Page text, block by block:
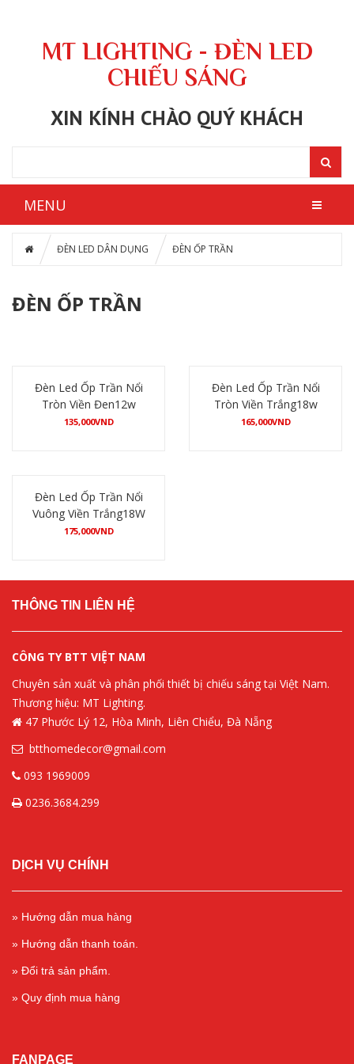
MT LIGHTING - ĐÈN LED
CHIẾU SÁNG
XIN KÍNH CHÀO QUÝ KHÁCH
MENU
ĐÈN LED DÂN DỤNG ĐÈN ỐP TRẦN
ĐÈN ỐP TRẦN
Đèn Led Ốp Trần Nổi
Tròn Viền Đen12w
135,000VND
Đèn Led Ốp Trần Nổi
Tròn Viền Trắng18w
165,000VND
Đèn Led Ốp Trần Nổi
Vuông Viền Trắng18W
175,000VND
THÔNG TIN LIÊN HỆ
CÔNG TY BTT VIỆT NAM
Chuyên sản xuất và phân phối thiết bị chiếu sáng tại Việt Nam.
Thương hiệu: MT Lighting.
47 Phước Lý 12, Hòa Minh, Liên Chiểu, Đà Nẵng
btthomedecor@gmail.com
093 1969009
0236.3684.299
DỊCH VỤ CHÍNH
» Hướng dẫn mua hàng
» Hướng dẫn thanh toán.
» Đổi trả sản phẩm.
» Quy định mua hàng
FANPAGE